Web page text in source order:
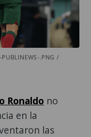
.PNG /
Ronaldo no
en la
las